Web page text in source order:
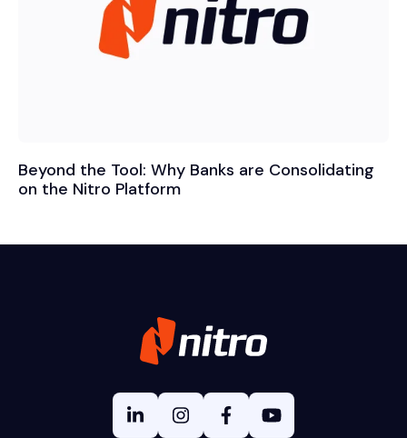
Beyond the Tool: Why Banks are Consolidating
on the Nitro Platform